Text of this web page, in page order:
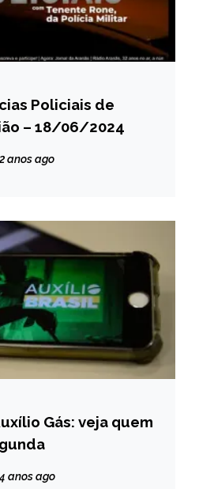
Policiais de
– 18/06/2024
anos ago
Gás: veja quem
anos ago